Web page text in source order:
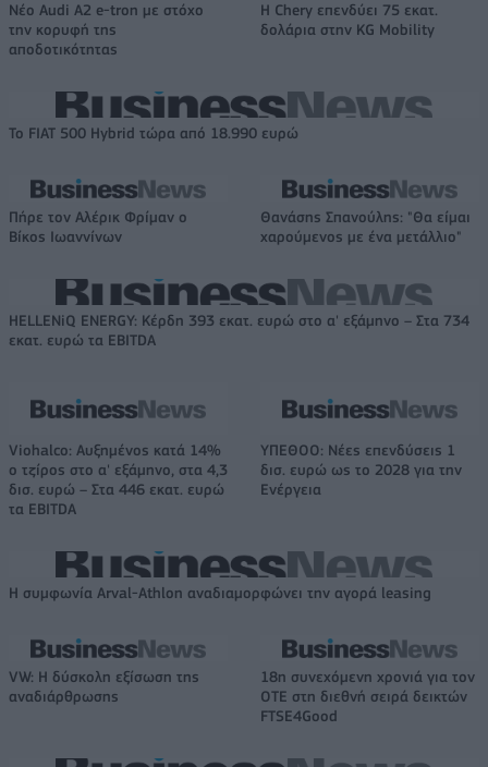
Νέο Audi A2 e-tron με στόχο
την κορυφή της
αποδοτικότητας
Η Chery επενδύει 75 εκατ.
δολάρια στην KG Mobility
Το FIAT 500 Hybrid τώρα από 18.990 ευρώ
Πήρε τον Αλέρικ Φρίμαν ο
Βίκος Ιωαννίνων
Θανάσης Σπανούλης: "Θα είμαι
χαρούμενος με ένα μετάλλιο"
HELLENiQ ENERGY: Κέρδη 393 εκατ. ευρώ στο α' εξάμηνο – Στα 734
εκατ. ευρώ τα EBITDA
Viohalco: Αυξημένος κατά 14%
ο τζίρος στο α' εξάμηνο, στα 4,3
δισ. ευρώ – Στα 446 εκατ. ευρώ
τα EBITDA
ΥΠΕΘΟΟ: Νέες επενδύσεις 1
δισ. ευρώ ως το 2028 για την
Ενέργεια
Η συμφωνία Arval-Athlon αναδιαμορφώνει την αγορά leasing
VW: Η δύσκολη εξίσωση της
αναδιάρθρωσης
18η συνεχόμενη χρονιά για τον
ΟΤΕ στη διεθνή σειρά δεικτών
FTSE4Good